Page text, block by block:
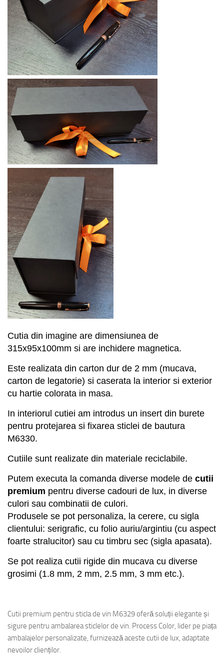
Cutia din imagine are dimensiunea de
315x95x100mm si are inchidere magnetica.
Este realizata din carton dur de 2 mm (mucava,
carton de legatorie) si caserata la interior si exterior
cu hartie colorata in masa.
In interiorul cutiei am introdus un insert din burete
pentru protejarea si fixarea sticlei de bautura
M6330.
Cutiile sunt realizate din materiale reciclabile.
Putem executa la comanda diverse modele de cutii
premium pentru diverse cadouri de lux, in diverse
culori sau combinatii de culori.
Produsele se pot personaliza, la cerere, cu sigla
clientului: serigrafic, cu folio auriu/argintiu (cu aspect
foarte stralucitor) sau cu timbru sec (sigla apasata).
Se pot realiza cutii rigide din mucava cu diverse
grosimi (1.8 mm, 2 mm, 2.5 mm, 3 mm etc.).
Cutii premium pentru sticla de vin M6329 oferă soluții elegante și
sigure pentru ambalarea sticlelor de vin. Process Color, lider pe piața
ambalajelor personalizate, furnizează aceste cutii de lux, adaptate
nevoilor clienților.